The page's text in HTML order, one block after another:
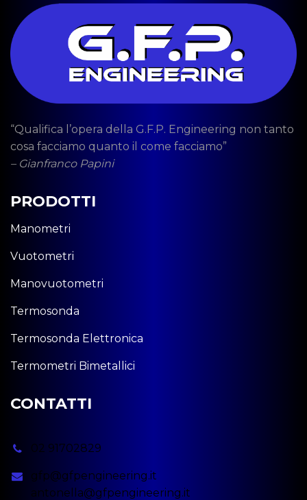
“Qualifica l’opera della G.F.P. Engineering non tanto
cosa facciamo quanto il come facciamo”
– Gianfranco Papini
PRODOTTI
Manometri
Vuotometri
Manovuotometri
Termosonda
Termosonda Elettronica
Termometri Bimetallici
CONTATTI
02 91702829
gfp@gfpengineering.it
antonella@gfpengineering.it